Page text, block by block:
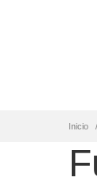
Inicio